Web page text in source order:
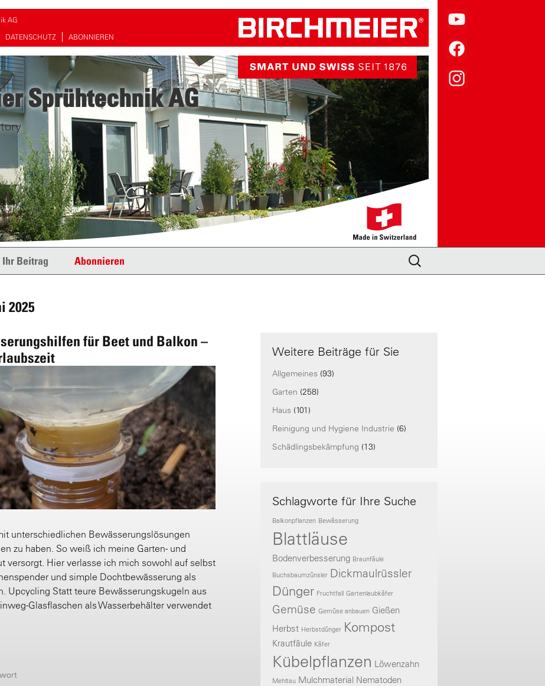
Sprühtechnik AG
DATENSCHUTZ ABONNIEREN
AG
Ihr Beitrag Abonnieren
Suche
nach:
2025
für Beet und Balkon –
unterschiedlichen Bewässerungslösungen
zu haben. So weiß ich meine Garten- und
versorgt. Hier verlasse ich mich sowohl auf selbst
und simple Dochtbewässerung als
Upcycling Statt teure Bewässerungskugeln aus
Glasflaschen als Wasserbehälter verwendet
Weitere Beiträge für Sie
Allgemeines (93)
Garten (258)
Haus (101)
Reinigung und Hygiene Industrie (6)
Schädlingsbekämpfung (13)
Schlagworte für Ihre Suche
Balkonpflanzen Bewässerung
Blattläuse
Bodenverbesserung Braunfäule
Buchsbaumzünsler Dickmaulrüssler
Dünger Fruchtfall Gartenlaubkäfer
Gemüse Gemüse anbauen Gießen
Herbst Herbstdünger Kompost
Krautfäule Käfer
Kübelpflanzen Löwenzahn
Mehltau Mulchmaterial Nematoden